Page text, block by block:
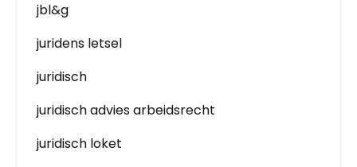
jbl&g
juridens letsel
juridisch
juridisch advies arbeidsrecht
juridisch loket